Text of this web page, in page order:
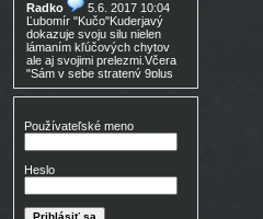
Radko
5.6. 2017 10:04
Ľubomír "Kučo"Kuderjavý
dokazuje svoju silu nielen
lámaním kľúčových chytov
ale aj svojimi prelezmi.Včera
"Sám v sebe stratený 9plus
,!Gratulácia!!!
15:30
Nedocenený Prešovský
lezec známy tiež ako Lajoš
Morales predá lezečky, nové
v krabici, nepoužité,
zľava nech nejem 90eur
Používateľské meno
Heslo